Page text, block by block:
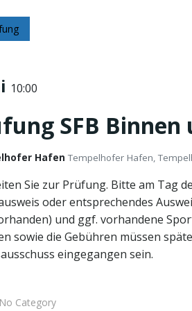
10:00
SFB Binnen
Hafen Tempelhofer Hafen,
Sie zur Prüfung. Bitte am Tag
oder entsprechendes
und ggf. vorhandene
sowie die Gebühren müssen
eingegangen sein.
No Category